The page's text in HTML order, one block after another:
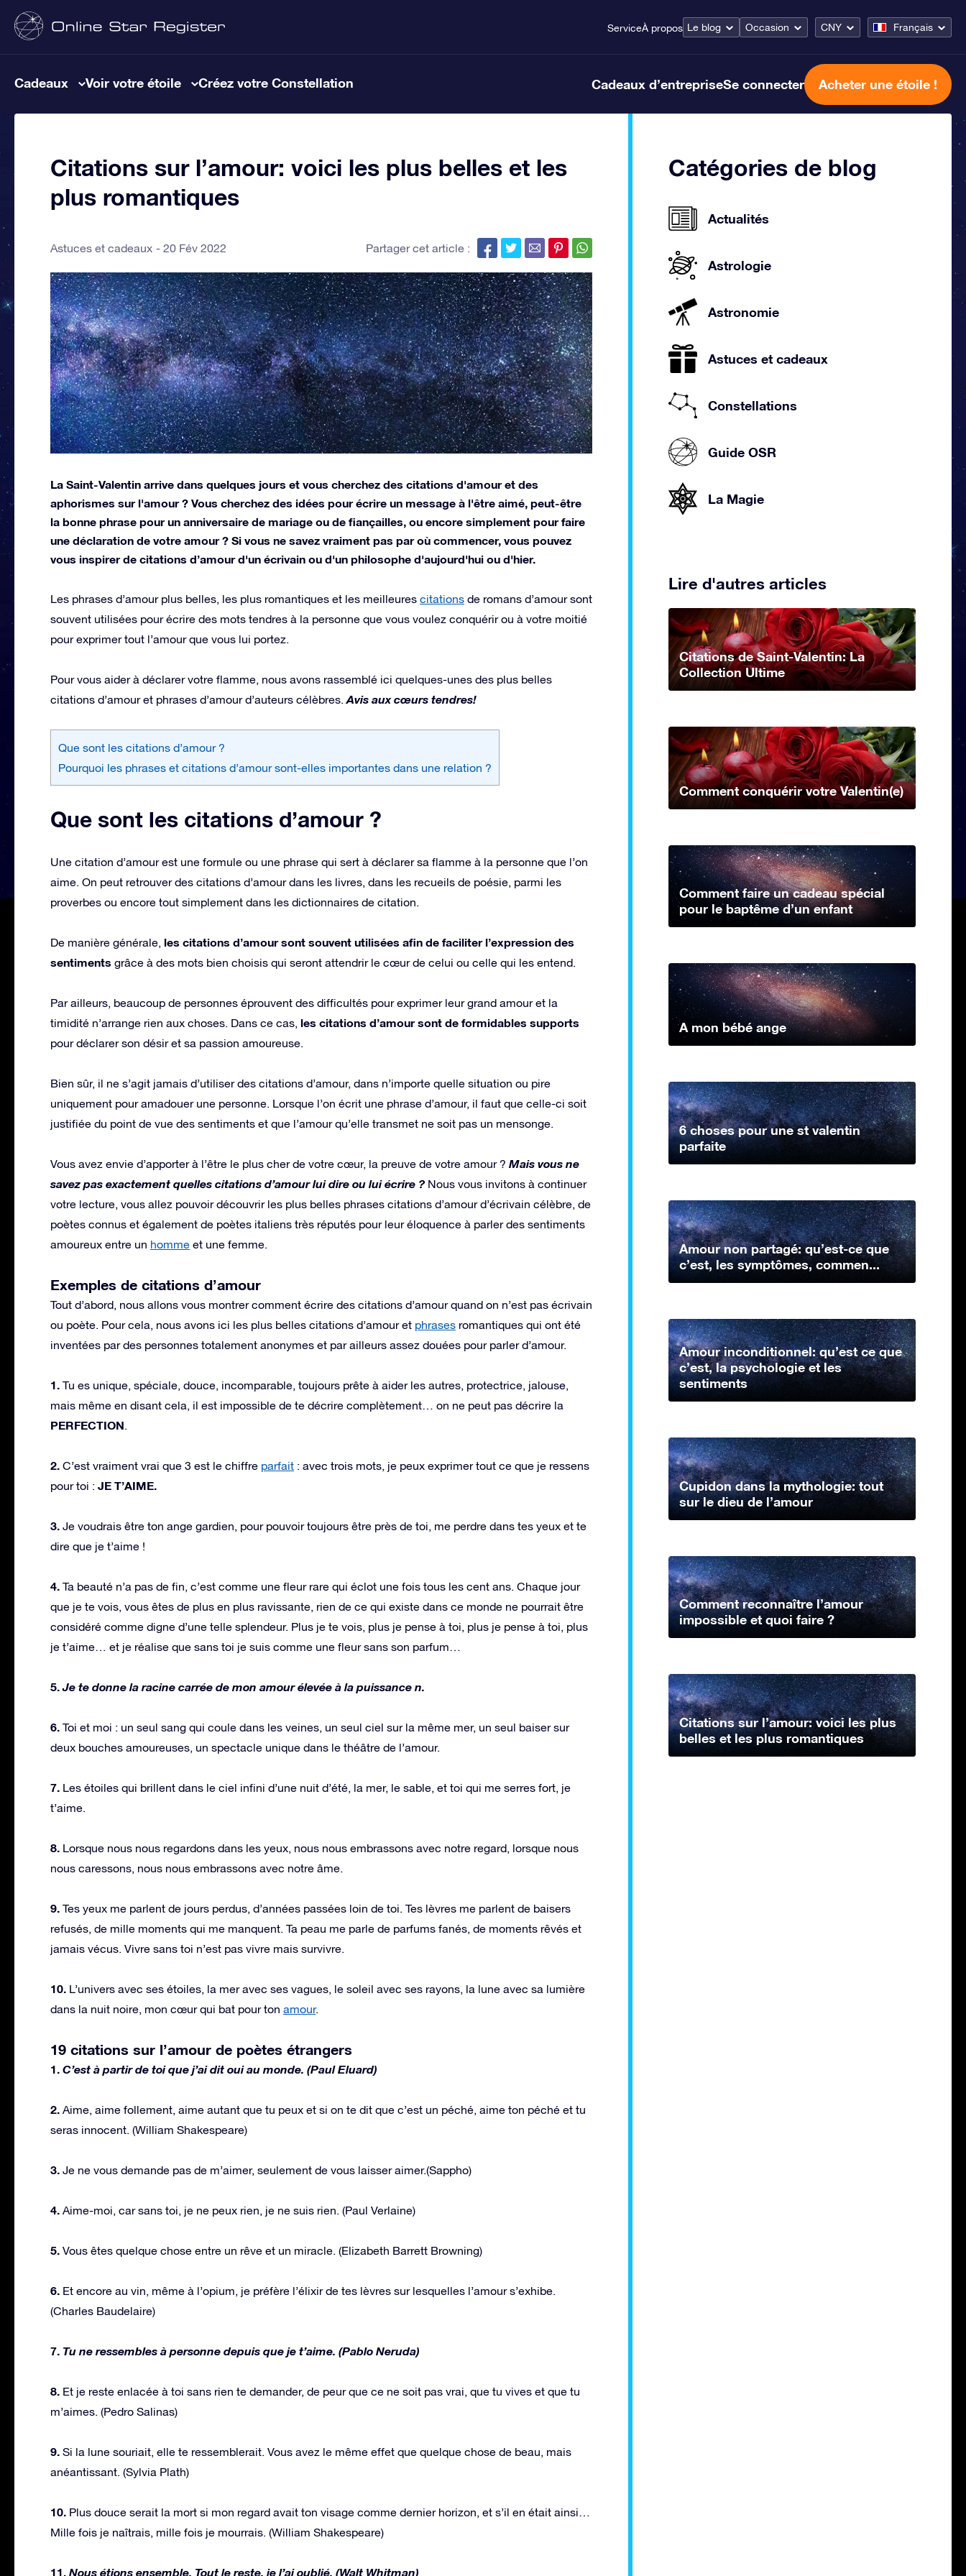
ServiceÀ propos Le blog Occasion CNY Français
Cadeaux Voir votre étoile Créez votre Constellation Cadeaux d’entrepriseSe connecter Acheter une étoile !
Citations sur l’amour: voici les plus belles et les
plus romantiques
Astuces et cadeaux 20 Fév 2022 Partager cet article :
La Saint-Valentin arrive dans quelques jours et vous cherchez des citations d'amour et des
aphorismes sur l'amour ? Vous cherchez des idées pour écrire un message à l'être aimé, peut-être
la bonne phrase pour un anniversaire de mariage ou de fiançailles, ou encore simplement pour faire
une déclaration de votre amour ? Si vous ne savez vraiment pas par où commencer, vous pouvez
vous inspirer de citations d’amour d'un écrivain ou d'un philosophe d'aujourd'hui ou d'hier.
Les phrases d’amour plus belles, les plus romantiques et les meilleures citations de romans d’amour sont
souvent utilisées pour écrire des mots tendres à la personne que vous voulez conquérir ou à votre moitié
pour exprimer tout l’amour que vous lui portez.
Pour vous aider à déclarer votre flamme, nous avons rassemblé ici quelques-unes des plus belles
citations d’amour et phrases d’amour d’auteurs célèbres.Avis aux cœurs tendres!
Que sont les citations d’amour ?
Pourquoi les phrases et citations d’amour sont-elles importantes dans une relation ?
Que sont les citations d’amour ?
Une citation d’amour est une formule ou une phrase qui sert à déclarer sa flamme à la personne que l’on
aime. On peut retrouver des citations d’amour dans les livres, dans les recueils de poésie, parmi les
proverbes ou encore tout simplement dans les dictionnaires de citation.
De manière générale, les citations d’amour sont souvent utilisées afin de faciliter l’expression des
sentiments grâce à des mots bien choisis qui seront attendrir le cœur de celui ou celle qui les entend.
Par ailleurs, beaucoup de personnes éprouvent des difficultés pour exprimer leur grand amour et la
timidité n’arrange rien aux choses. Dans ce cas, les citations d’amour sont de formidables supports
pour déclarer son désir et sa passion amoureuse.
Bien sûr, il ne s’agit jamais d’utiliser des citations d’amour, dans n’importe quelle situation ou pire
uniquement pour amadouer une personne. Lorsque l’on écrit une phrase d’amour, il faut que celle-ci soit
justifiée du point de vue des sentiments et que l’amour qu’elle transmet ne soit pas un mensonge.
Vous avez envie d’apporter à l’être le plus cher de votre cœur, la preuve de votre amour ? Mais vous ne
savez pas exactement quelles citations d’amour lui dire ou lui écrire ? Nous vous invitons à continuer
votre lecture, vous allez pouvoir découvrir les plus belles phrases citations d’amour d’écrivain célèbre, de
poètes connus et également de poètes italiens très réputés pour leur éloquence à parler des sentiments
amoureux entre un homme et une femme.
Exemples de citations d’amour
Tout d’abord, nous allons vous montrer comment écrire des citations d’amour quand on n’est pas écrivain
ou poète. Pour cela, nous avons ici les plus belles citations d’amour et phrases romantiques qui ont été
inventées par des personnes totalement anonymes et par ailleurs assez douées pour parler d’amour.
1. Tu es unique, spéciale, douce, incomparable, toujours prête à aider les autres, protectrice, jalouse,
mais même en disant cela, il est impossible de te décrire complètement… on ne peut pas décrire la
PERFECTION.
2. C’est vraiment vrai que 3 est le chiffre parfait : avec trois mots, je peux exprimer tout ce que je ressens
pour toi : JE T’AIME.
3. Je voudrais être ton ange gardien, pour pouvoir toujours être près de toi, me perdre dans tes yeux et te
dire que je t’aime !
4. Ta beauté n’a pas de fin, c’est comme une fleur rare qui éclot une fois tous les cent ans. Chaque jour
que je te vois, vous êtes de plus en plus ravissante, rien de ce qui existe dans ce monde ne pourrait être
considéré comme digne d’une telle splendeur. Plus je te vois, plus je pense à toi, plus je pense à toi, plus
je t’aime… et je réalise que sans toi je suis comme une fleur sans son parfum…
5. Je te donne la racine carrée de mon amour élevée à la puissance n.
6. Toi et moi : un seul sang qui coule dans les veines, un seul ciel sur la même mer, un seul baiser sur
deux bouches amoureuses, un spectacle unique dans le théâtre de l’amour.
7. Les étoiles qui brillent dans le ciel infini d’une nuit d’été, la mer, le sable, et toi qui me serres fort, je
t’aime.
8. Lorsque nous nous regardons dans les yeux, nous nous embrassons avec notre regard, lorsque nous
nous caressons, nous nous embrassons avec notre âme.
9. Tes yeux me parlent de jours perdus, d’années passées loin de toi. Tes lèvres me parlent de baisers
refusés, de mille moments qui me manquent. Ta peau me parle de parfums fanés, de moments rêvés et
jamais vécus. Vivre sans toi n’est pas vivre mais survivre.
10. L’univers avec ses étoiles, la mer avec ses vagues, le soleil avec ses rayons, la lune avec sa lumière
dans la nuit noire, mon cœur qui bat pour ton amour.
19 citations sur l’amour de poètes étrangers
1. C’est à partir de toi que j’ai dit oui au monde. (Paul Eluard)
2. Aime, aime follement, aime autant que tu peux et si on te dit que c’est un péché, aime ton péché et tu
seras innocent. (William Shakespeare)
3. Je ne vous demande pas de m’aimer, seulement de vous laisser aimer.(Sappho)
4. Aime-moi, car sans toi, je ne peux rien, je ne suis rien. (Paul Verlaine)
5. Vous êtes quelque chose entre un rêve et un miracle. (Elizabeth Barrett Browning)
6. Et encore au vin, même à l’opium, je préfère l’élixir de tes lèvres sur lesquelles l’amour s’exhibe.
(Charles Baudelaire)
7. Tu ne ressembles à personne depuis que je t’aime. (Pablo Neruda)
8. Et je reste enlacée à toi sans rien te demander, de peur que ce ne soit pas vrai, que tu vives et que tu
m’aimes. (Pedro Salinas)
9. Si la lune souriait, elle te ressemblerait. Vous avez le même effet que quelque chose de beau, mais
anéantissant. (Sylvia Plath)
10. Plus douce serait la mort si mon regard avait ton visage comme dernier horizon, et s’il en était ainsi…
Mille fois je naîtrais, mille fois je mourrais. (William Shakespeare)
11. Nous étions ensemble. Tout le reste, je l’ai oublié. (Walt Whitman)
Catégories de blog
Actualités
Astrologie
Astronomie
Astuces et cadeaux
Constellations
Guide OSR
La Magie
Lire d'autres articles
Citations de Saint-Valentin: La
Collection Ultime
Comment conquérir votre Valentin(e)
Comment faire un cadeau spécial
pour le baptême d’un enfant
A mon bébé ange
6 choses pour une st valentin
parfaite
Amour non partagé: qu’est-ce que
c’est, les symptômes, commen...
Amour inconditionnel: qu’est ce que
c’est, la psychologie et les
sentiments
Cupidon dans la mythologie: tout
sur le dieu de l’amour
Comment reconnaître l’amour
impossible et quoi faire ?
Citations sur l’amour: voici les plus
belles et les plus romantiques